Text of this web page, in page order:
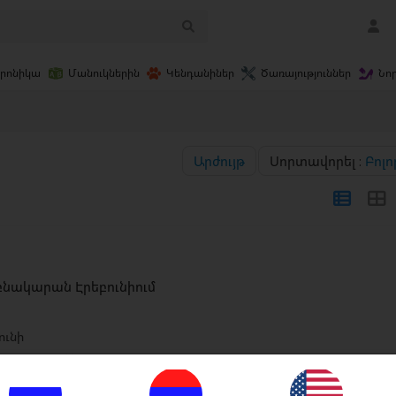
Մանուկներին Կենդանիներ Ծառայություններ
Սորտավորել :
Արժույթ
Էրեբունիում
› Բնակարաններ